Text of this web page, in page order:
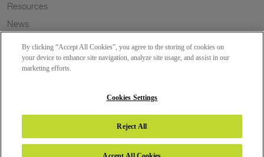
Resources
News
Wish to a Customer
Copyright 2026 © Greenlam Industries Limited. All rights reserved.
By clicking “Accept All Cookies”, you agree to the storing of cookies on
your device to enhance site navigation, analyze site usage, and assist in our
marketing efforts.
Cookies Settings
Reject All